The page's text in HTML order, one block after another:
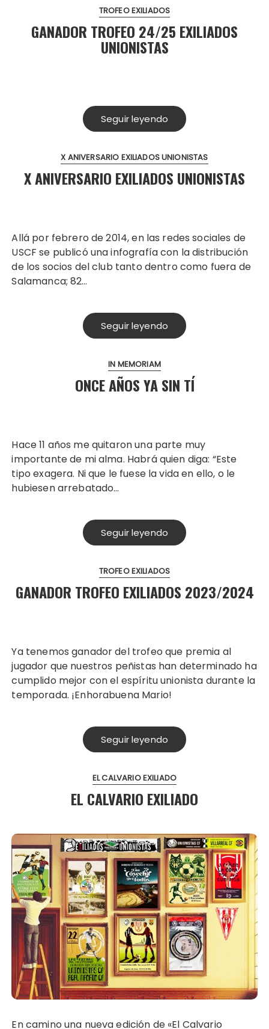
TROFEO EXILIADOS
GANADOR TROFEO 24/25 EXILIADOS
UNIONISTAS
Seguir leyendo
X ANIVERSARIO EXILIADOS UNIONISTAS
X ANIVERSARIO EXILIADOS UNIONISTAS
Allá por febrero de 2014, en las redes sociales de
USCF se publicó una infografía con la distribución
de los socios del club tanto dentro como fuera de
Salamanca; 82…
Seguir leyendo
IN MEMORIAM
ONCE AÑOS YA SIN TÍ
Hace 11 años me quitaron una parte muy
importante de mi alma. Habrá quien diga: “Este
tipo exagera. Ni que le fuese la vida en ello, o le
hubiesen arrebatado…
Seguir leyendo
TROFEO EXILIADOS
GANADOR TROFEO EXILIADOS 2023/2024
Ya tenemos ganador del trofeo que premia al
jugador que nuestros peñistas han determinado ha
cumplido mejor con el espíritu unionista durante la
temporada. ¡Enhorabuena Mario!
Seguir leyendo
EL CALVARIO EXILIADO
EL CALVARIO EXILIADO
En camino una nueva edición de «El Calvario